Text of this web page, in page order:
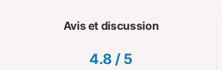
Avis et discussion
4.8 / 5